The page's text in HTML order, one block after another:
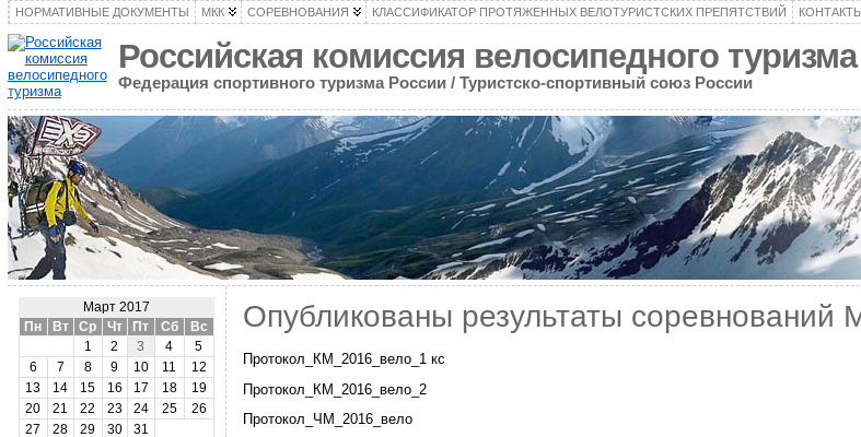
НОРМАТИВНЫЕ ДОКУМЕНТЫ МКК СОРЕВНОВАНИЯ КЛАССИФИКАТОР ПРОТЯЖЕННЫХ ВЕЛОТУРИСТСКИХ ПРЕПЯТСТВИЙ
Российская комиссия велосипедного туризма
Федерация спортивного туризма России / Туристско-спортивный союз России
Март 2017
Пн
Вт Ср Чт Пт Сб
Вс
1
2 3 4
5
6
7 8 9 10 11
12
13
14 15 16 17 18
19
20
21 22 23 24 25
26
27
28 29 30 31
Опубликованы результаты соревнований
Протокол_КМ_2016_вело_1 кс
Протокол_КМ_2016_вело_2
Протокол_ЧМ_2016_вело